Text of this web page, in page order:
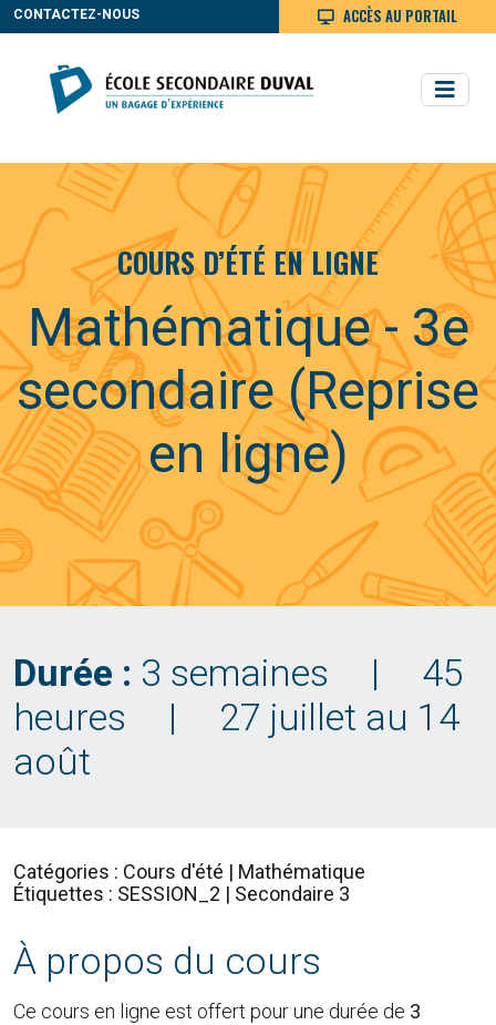
CONTACTEZ-NOUS ACCÈS AU PORTAIL
COURS D’ÉTÉ EN LIGNE
Mathématique - 3e
secondaire (Reprise
en ligne)
Durée : 3 semaines |
45
heures
|
27 juillet au 14
août
Catégories : Cours d'été | Mathématique
Étiquettes : SESSION_2 | Secondaire 3
À propos du cours
Ce cours en ligne est offert pour une durée de 3